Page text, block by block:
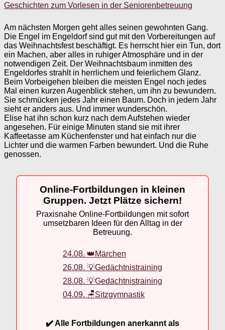
Geschichten zum Vorlesen in der Seniorenbetreuung
Am nächsten Morgen geht alles seinen gewohnten Gang.
Die Engel im Engeldorf sind gut mit den Vorbereitungen auf
das Weihnachtsfest beschäftigt. Es herrscht hier ein Tun, dort
ein Machen, aber alles in ruhiger Atmosphäre und in der
notwendigen Zeit. Der Weihnachtsbaum inmitten des
Engeldorfes strahlt in herrlichem und feierlichem Glanz.
Beim Vorbeigehen bleiben die meisten Engel noch jedes
Mal einen kurzen Augenblick stehen, um ihn zu bewundern.
Sie schmücken jedes Jahr einen Baum. Doch in jedem Jahr
sieht er anders aus. Und immer wunderschön.
Elise hat ihn schon kurz nach dem Aufstehen wieder
angesehen. Für einige Minuten stand sie mit ihrer
Kaffeetasse am Küchenfenster und hat einfach nur die
Lichter und die warmen Farben bewundert. Und die Ruhe
genossen.
Online-Fortbildungen in kleinen
Gruppen. Jetzt Plätze sichern!
Praxisnahe Online-Fortbildungen mit sofort
umsetzbaren Ideen für den Alltag in der
Betreuung.
24.08. 👑Märchen
26.08. 💡Gedächtnistraining
28.08. 💡Gedächtnistraining
04.09. 🪑Sitzgymnastik
✔️ Alle Fortbildungen anerkannt als